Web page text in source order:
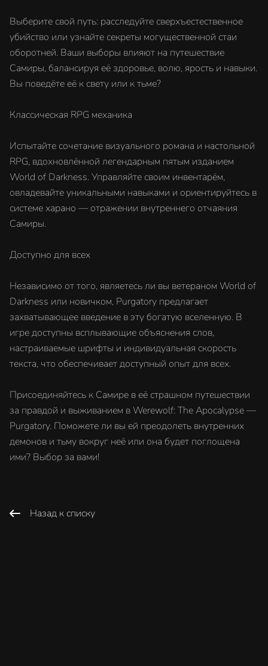
Выберите свой путь: расследуйте сверхъестественное
убийство или узнайте секреты могущественной стаи
оборотней. Ваши выборы влияют на путешествие
Самиры, балансируя её здоровье, волю, ярость и навыки.
Вы поведёте её к свету или к тьме?
Классическая RPG механика
Испытайте сочетание визуального романа и настольной
RPG, вдохновлённой легендарным пятым изданием
World of Darkness. Управляйте своим инвентарём,
овладевайте уникальными навыками и ориентируйтесь в
системе харано — отражении внутреннего отчаяния
Самиры.
Доступно для всех
Независимо от того, являетесь ли вы ветераном World of
Darkness или новичком, Purgatory предлагает
захватывающее введение в эту богатую вселенную. В
игре доступны всплывающие объяснения слов,
настраиваемые шрифты и индивидуальная скорость
текста, что обеспечивает доступный опыт для всех.
Присоединяйтесь к Самире в её страшном путешествии
за правдой и выживанием в Werewolf: The Apocalypse —
Purgatory. Поможете ли вы ей преодолеть внутренних
демонов и тьму вокруг неё или она будет поглощена
ими? Выбор за вами!
Назад к списку